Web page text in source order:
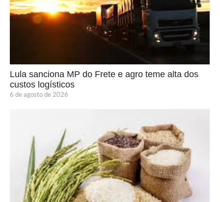
Lula sanciona MP do Frete e agro teme alta dos
custos logísticos
6 de agosto de 2026